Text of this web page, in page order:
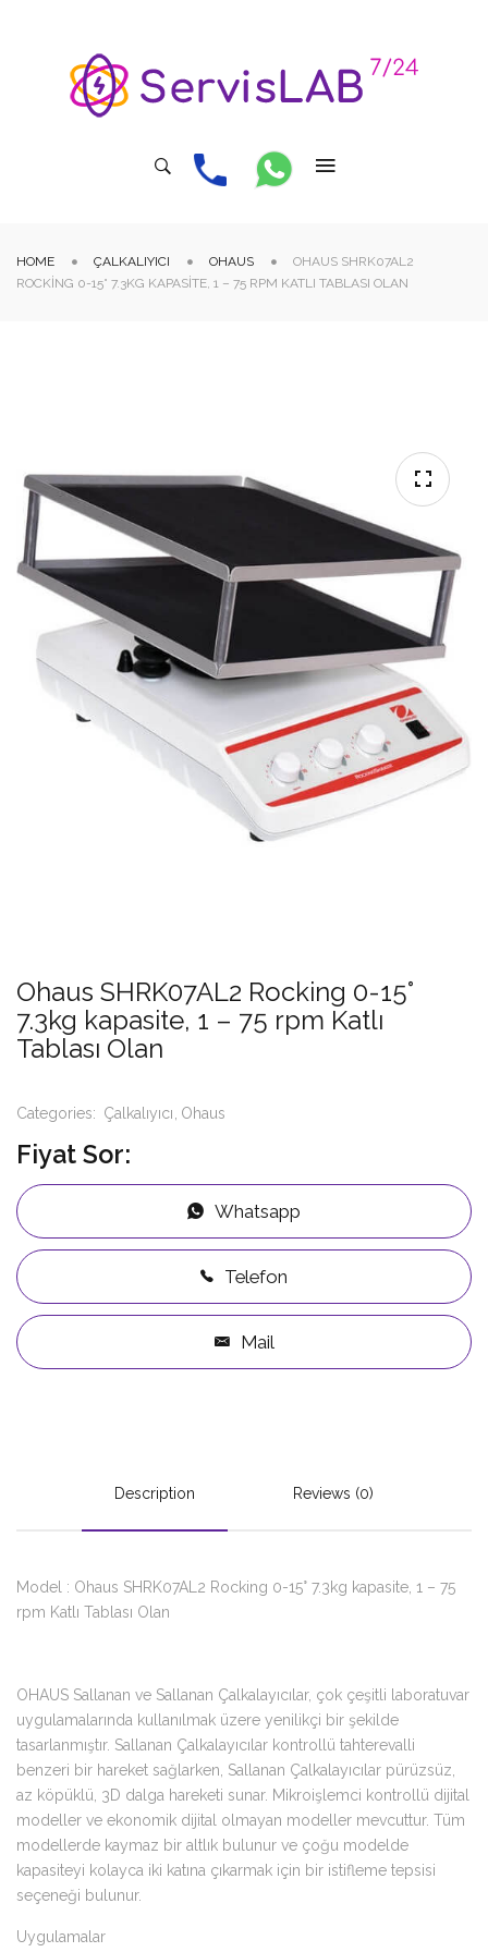
HOME ÇALKALIYICI OHAUS
OHAUS SHRK07AL2
ROCKING 0-15° 7.3KG KAPASITE, 1 – 75 RPM KATLI TABLASI OLAN
Ohaus SHRK07AL2 Rocking 0-15°
7.3kg kapasite, 1 – 75 rpm Katlı
Tablası Olan
Categories: Çalkalıyıcı Ohaus
Fiyat Sor:
Whatsapp
Telefon
Mail
Description Reviews (0)
Model : Ohaus SHRK07AL2 Rocking 0-15° 7.3kg kapasite, 1 – 75
rpm Katlı Tablası Olan
OHAUS Sallanan ve Sallanan Çalkalayıcılar, çok çeşitli laboratuvar
uygulamalarında kullanılmak üzere yenilikçi bir şekilde
tasarlanmıştır. Sallanan Çalkalayıcılar kontrollü tahterevalli
benzeri bir hareket sağlarken, Sallanan Çalkalayıcılar pürüzsüz,
az köpüklü, 3D dalga hareketi sunar. Mikroişlemci kontrollü dijital
modeller ve ekonomik dijital olmayan modeller mevcuttur. Tüm
modellerde kaymaz bir altlık bulunur ve çoğu modelde
kapasiteyi kolayca iki katına çıkarmak için bir istifleme tepsisi
seçeneği bulunur.
Uygulamalar